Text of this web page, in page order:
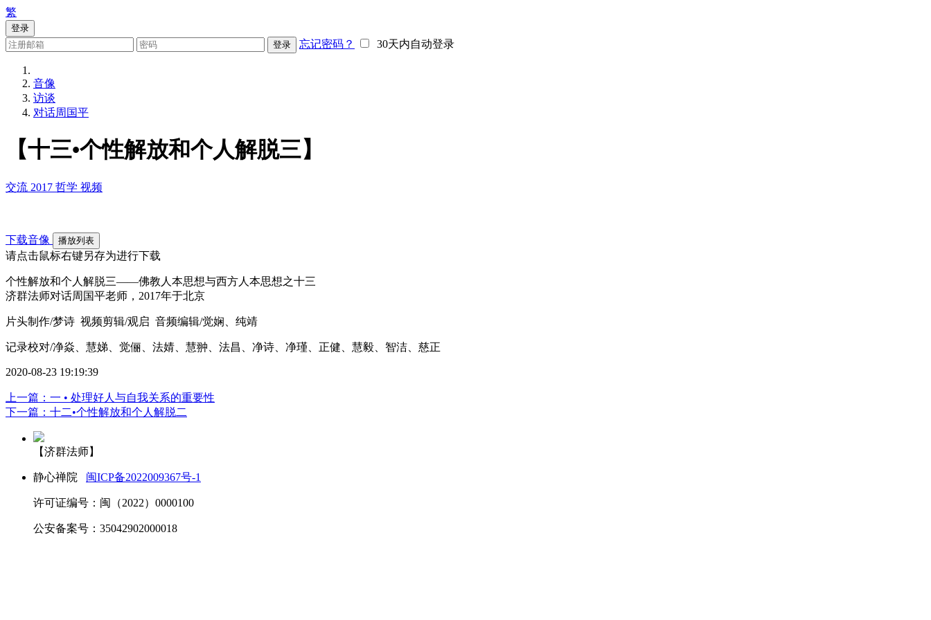
繁
登录
登录
忘记密码？ 30天内自动登录
音像
访谈
对话周国平
【十三•个性解放和个人解脱三】
交流 2017 哲学 视频
下载音像 播放列表
请点击鼠标右键另存为进行下载
个性解放和个人解脱三——佛教人本思想与西方人本思想之十三
济群法师对话周国平老师，2017年于北京
片头制作/梦诗 视频剪辑/观启 音频编辑/觉娴、纯靖
记录校对/净焱、慧娣、觉俪、法婧、慧翀、法昌、净诗 净瑾 正健 、慧毅 、智洁 慈正
2020-08-23 19:19:39
上一篇：一 • 处理好人与自我关系的重要性
下一篇：十二•个性解放和个人解脱二
【济群法师】
静心禅院 闽ICP备2022009367号-1
许可证编号：闽（2022）0000100
公安备案号：35042902000018